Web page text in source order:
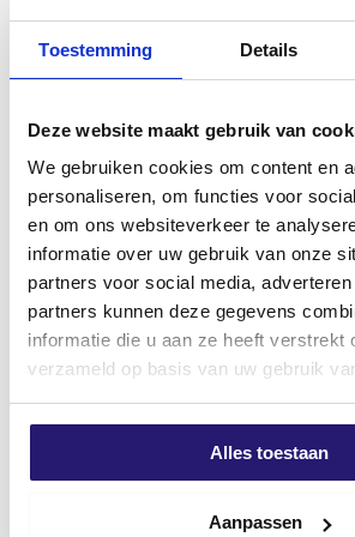
Toestemming Details
Deze website maakt gebruik van
We gebruiken cookies om content en
personaliseren, om functies voor
en om ons websiteverkeer te
informatie over uw gebruik van onze
partners voor social media,
partners kunnen deze gegevens
informatie die u aan ze heeft verstrekt
verzameld op basis van uw gebruik
Alles toestaan
Aanpassen
Technische voordelen op
Materiaal:
RVS AISI 410 –
Voorsnijpunt:Schroeven
voorboren meestal niet nodig
Schachtribben: Minder druk
– langere levensduur van de
Torx-aandrijving (TX):Betere
gereedschap, minder slippen
Let op: Bij verwerking in
adviseren wij om voor te
hardhoutboor voor het beste
een nette afwerking.
Handveger
1,99
Niet op voorraad
TX-30
€9,98
Niet
Schroevendump TX-25 25mm
Stanley
018